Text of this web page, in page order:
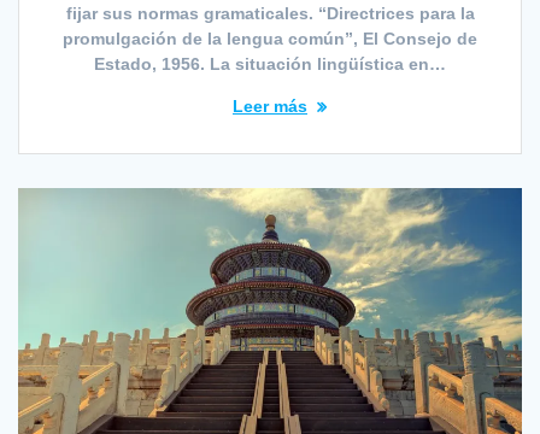
fijar sus normas gramaticales. “Directrices para la
promulgación de la lengua común”, El Consejo de
Estado, 1956. La situación lingüística en…
Leer más